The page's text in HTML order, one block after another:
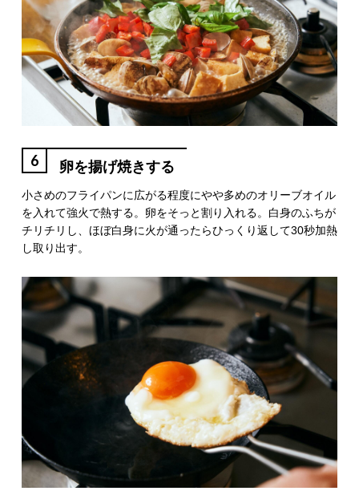
6 卵を揚げ焼きする
小さめのフライパンに広がる程度にやや多めのオリーブオイル
を入れて強火で熱する。卵をそっと割り入れる。白身のふちが
チリチリし、ほぼ白身に火が通ったらひっくり返して30秒加熱
し取り出す。